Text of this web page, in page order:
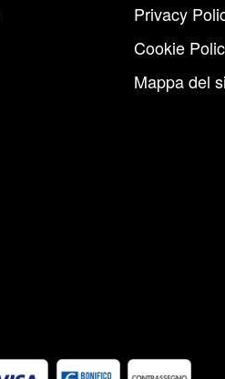
Privacy
Cookie
Mappa del